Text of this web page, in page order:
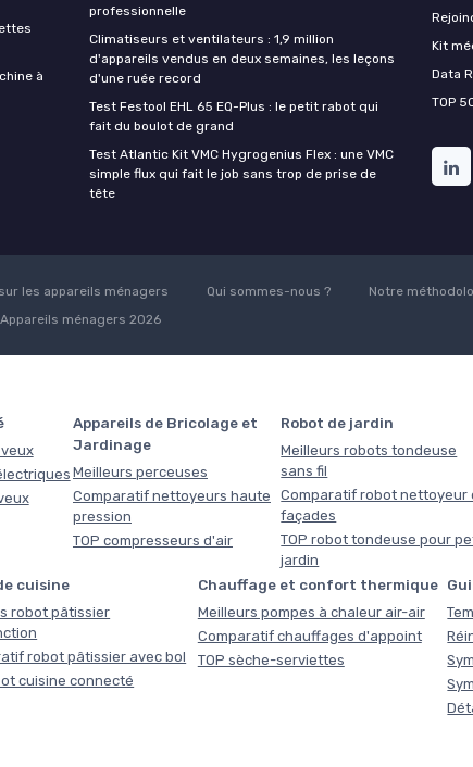
à
professionnelle
Climatiseurs et ventilateurs : 1,9 million
d'appareils vendus en deux semaines, les leçons
d'une ruée record
Test Festool EHL 65 EQ-Plus : le petit rabot qui
fait du boulot de grand
Test Atlantic Kit VMC Hygrogenius Flex : une VMC
simple flux qui fait le job sans trop de prise de
tête
Kit
Data
TOP
les appareils ménagers Qui sommes-nous ?
Notre
ménagers 2026
Appareils de Bricolage et
Jardinage
Meilleurs perceuses
Comparatif nettoyeurs haute
pression
TOP compresseurs d'air
Robot de jardin
Meilleurs robots tondeuse
sans fil
Comparatif robot nettoyeur
façades
TOP robot tondeuse pour
jardin
cuisine
robot pâtissier
robot pâtissier avec bol
cuisine connecté
Chauffage et confort thermique
Meilleurs pompes à chaleur air-air
Comparatif chauffages d'appoint
TOP sèche-serviettes